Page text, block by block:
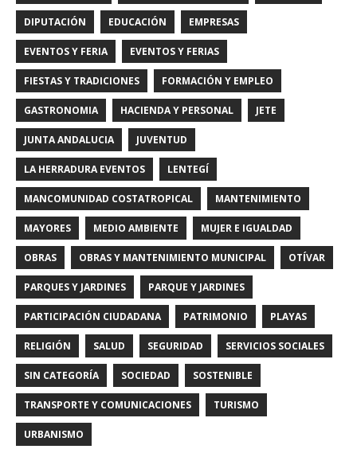
DIPUTACIÓN EDUCACIÓN EMPRESAS
EVENTOS Y FERIA EVENTOS Y FERIAS
FIESTAS Y TRADICIONES FORMACIÓN Y EMPLEO
GASTRONOMIA HACIENDA Y PERSONAL JETE
JUNTA ANDALUCIA JUVENTUD
LA HERRADURA EVENTOS LENTEGÍ
MANCOMUNIDAD COSTATROPICAL MANTENIMIENTO
MAYORES MEDIO AMBIENTE MUJER E IGUALDAD
OBRAS OBRAS Y MANTENIMIENTO MUNICIPAL OTÍVAR
PARQUES Y JARDINES PARQUE Y JARDINES
PARTICIPACIÓN CIUDADANA PATRIMONIO PLAYAS
RELIGIÓN SALUD SEGURIDAD SERVICIOS SOCIALES
SIN CATEGORÍA SOCIEDAD SOSTENIBLE
TRANSPORTE Y COMUNICACIONES TURISMO
URBANISMO